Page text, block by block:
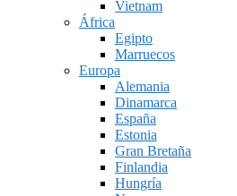
Vietnam
África
Egipto
Marruecos
Europa
Alemania
Dinamarca
España
Estonia
Gran Bretaña
Finlandia
Hungría